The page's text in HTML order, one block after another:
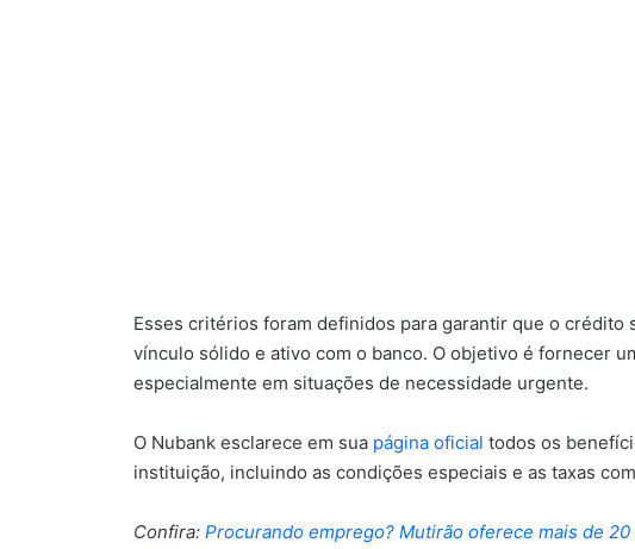
Esses critérios foram definidos para garantir que o crédito
vínculo sólido e ativo com o banco. O objetivo é fornecer
especialmente em situações de necessidade urgente.
O Nubank esclarece em sua página oficial todos os
instituição, incluindo as condições especiais e as taxas
Confira: Procurando emprego? Mutirão oferece mais de 20